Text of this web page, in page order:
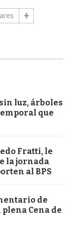
luz, árboles
que
Fratti, le
la jornada
al BPS
de
Cena de